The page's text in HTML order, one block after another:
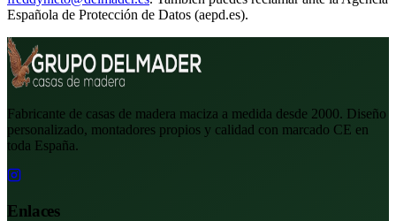
Española de Protección de Datos (aepd.es).
Fabricante de casas de madera maciza a medida desde 2000. Diseño
personalizado, montadores propios y calidad con marcado CE en
toda España.
Enlaces